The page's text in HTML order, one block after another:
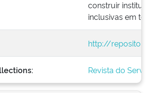
construir
inclusivas em
http://
Revista do